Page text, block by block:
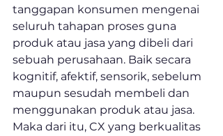
tanggapan konsumen mengenai
seluruh tahapan proses guna
produk atau jasa yang dibeli dari
sebuah perusahaan. Baik secara
kognitif, afektif, sensorik, sebelum
maupun sesudah membeli dan
menggunakan produk atau jasa.
Maka dari itu, CX yang berkualitas